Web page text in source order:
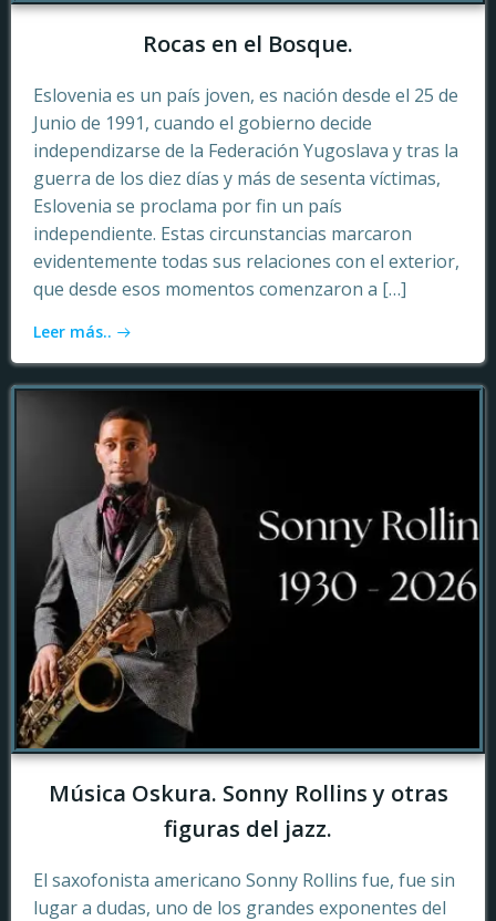
Rocas en el Bosque.
Eslovenia es un país joven, es nación desde el 25 de
Junio de 1991, cuando el gobierno decide
independizarse de la Federación Yugoslava y tras la
guerra de los diez días y más de sesenta víctimas,
Eslovenia se proclama por fin un país
independiente. Estas circunstancias marcaron
evidentemente todas sus relaciones con el exterior,
que desde esos momentos comenzaron a […]
Leer más..
Música Oskura. Sonny Rollins y otras
figuras del jazz.
El saxofonista americano Sonny Rollins fue, fue sin
lugar a dudas, uno de los grandes exponentes del